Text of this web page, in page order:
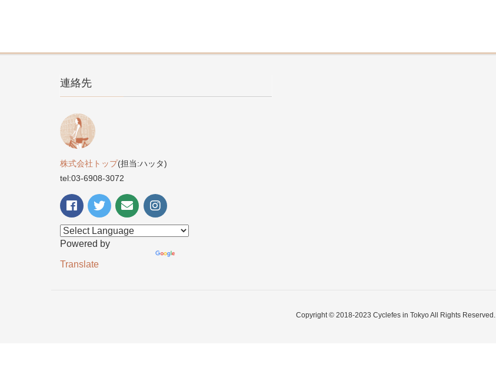
連絡先
株式会社トップ(担当:ハッタ)
tel:03-6908-3072
Powered by
Translate
Copyright © 2018-2023 Cyclefes in Tokyo All Rights Reserved.